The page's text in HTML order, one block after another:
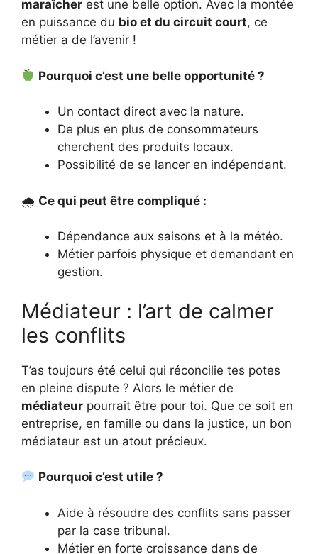
maraîcher est une belle option. Avec la montée
en puissance du bio et du circuit court, ce
métier a de l’avenir !
Pourquoi c’est une belle opportunité ?
Un contact direct avec la nature.
De plus en plus de consommateurs
cherchent des produits locaux.
Possibilité de se lancer en indépendant.
🌧 Ce qui peut être compliqué :
Dépendance aux saisons et à la météo.
Métier parfois physique et demandant en
gestion.
Médiateur : l’art de calmer
les conflits
T’as toujours été celui qui réconcilie tes potes
en pleine dispute ? Alors le métier de
médiateur pourrait être pour toi. Que ce soit en
entreprise, en famille ou dans la justice, un bon
médiateur est un atout précieux.
Pourquoi c’est utile ?
Aide à résoudre des conflits sans passer
par la case tribunal.
Métier en forte croissance dans de